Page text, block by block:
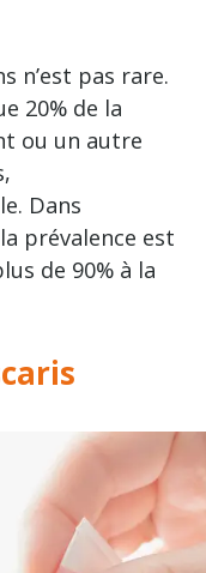
n’est pas rare.
20% de la
ou un autre
Dans
prévalence est
de 90% à la